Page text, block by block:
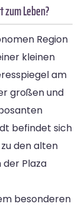
Leben?
Region
kleinen
am
großen und
befindet sich
den alten
Plaza
besonderen